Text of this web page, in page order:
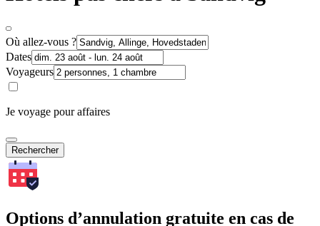
Où allez-vous ?
Dates
Voyageurs
Je voyage pour affaires
Rechercher
Options d’annulation gratuite en cas de